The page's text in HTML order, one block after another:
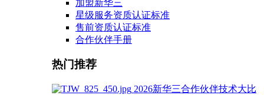
加盟新华三
星级服务资质认证标准
售前资质认证标准
合作伙伴手册
热门推荐
2026新华三合作伙伴技术大比